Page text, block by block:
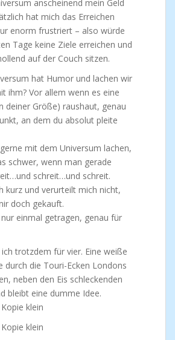
anscheinend mein Geld
hat mich das Erreichen
enorm frustriert – also würde
Tage keine Ziele erreichen und
auf der Couch sitzen.
hat Humor und lachen wir
ihm? Vor allem wenn es eine
deiner Größe) raushaut, genau
an dem du absolut pleite
mit dem Universum lachen,
schwer, wenn man gerade
schreit…und schreit.
kurz und verurteilt mich nicht,
doch gekauft.
einmal getragen, genau für
trotzdem für vier. Eine weiße
durch die Touri-Ecken Londons
neben den Eis schleckenden
bleibt eine dumme Idee.